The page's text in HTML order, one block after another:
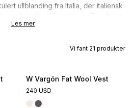
ullblanding fra Italia, der italiensk
skandinaviske design. Resultatet
strukturert materiale laget for kaldere
gjennom sesongen.
Les mer
Vi fant 21 produkter
W Vargön Fat Wool Vest
240 USD